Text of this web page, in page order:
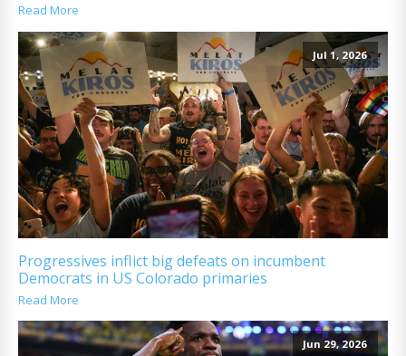
Read More
Jul 1, 2026
Progressives inflict big defeats on incumbent
Democrats in US Colorado primaries
Read More
Jun 29, 2026